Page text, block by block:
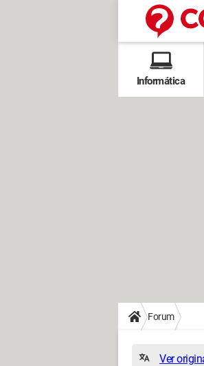
Informática
Forum
Ver